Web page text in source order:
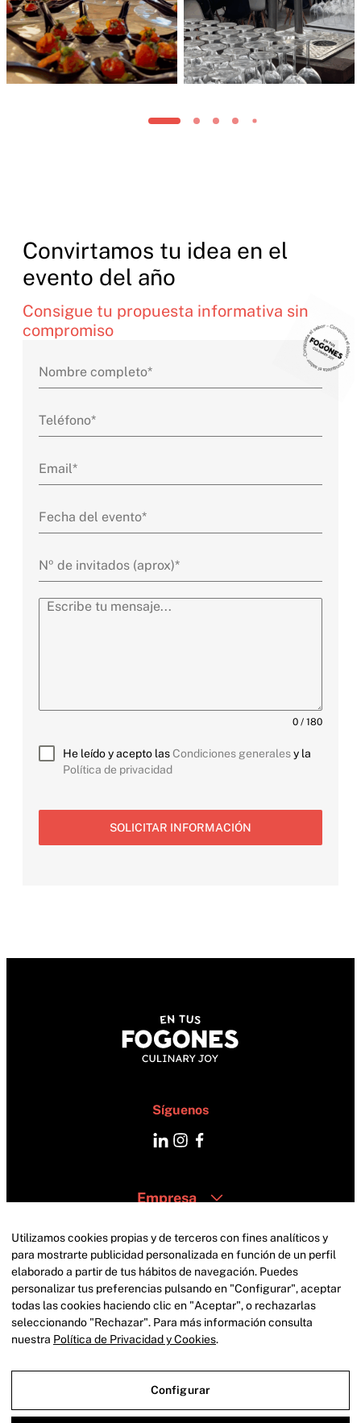
Convirtamos tu idea en el
evento del año
Consigue tu propuesta informativa sin
compromiso
0 / 180
He leído y acepto lasCondiciones generalesy la
Política de privacidad
SOLICITAR INFORMACIÓN
Síguenos
Empresa
Zonas
Contacto
Utilizamos cookies propias y de terceros con fines analíticos y
para mostrarte publicidad personalizada en función de un perfil
elaborado a partir de tus hábitos de navegación. Puedes
personalizar tus preferencias pulsando en "Configurar", aceptar
todas las cookies haciendo clic en "Aceptar", o rechazarlas
seleccionando "Rechazar". Para más información consulta
nuestra Política de Privacidad y Cookies.
Configurar